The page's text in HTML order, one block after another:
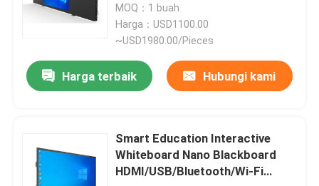
MOQ：1 buah
Harga：USD1100.00
~USD1980.00/Pieces
Harga terbaik Hubungi kami
Smart Education Interactive
Whiteboard Nano Blackboard
HDMI/USB/Bluetooth/Wi-Fi